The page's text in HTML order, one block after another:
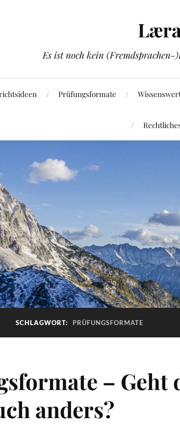
Es ist noch kein (Fremdsprachen-
Prüfungsformate
SCHLAGWORT: PRÜFUNGSFORMATE
– Geht
anders?